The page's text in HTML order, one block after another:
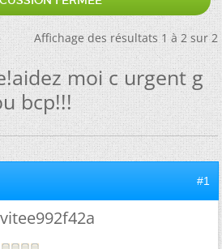
Affichage des résultats 1 à 2 sur 2
moi c urgent g
bcp!!!
#1